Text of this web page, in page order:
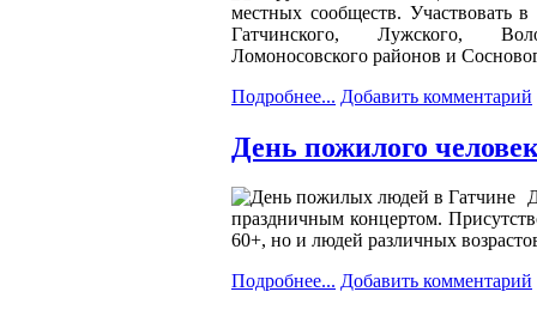
местных сообществ. Участвовать
Гатчинского, Лужского,
Ломоносовского районов и
Подробнее... Добавить комментарий
День пожилого
праздничным концертом.
60+, но и людей различных
Подробнее... Добавить комментарий